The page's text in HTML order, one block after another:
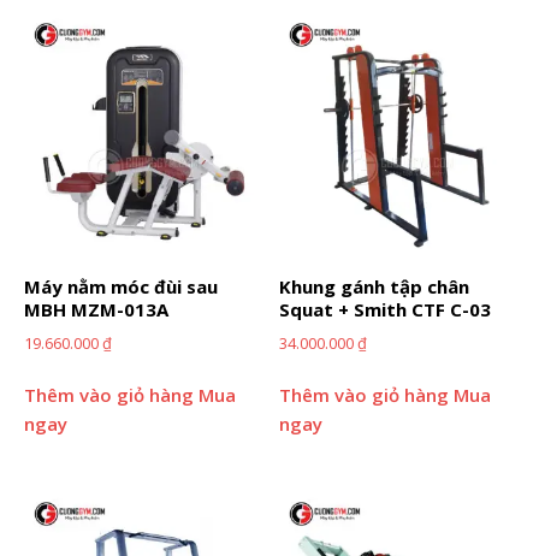
Máy nằm móc đùi sau
MBH MZM-013A
19.660.000₫
Thêm vào giỏ hàng Mua
ngay
Khung gánh tập chân
Squat + Smith CTF C-03
34.000.000₫
Thêm vào giỏ hàng Mua
ngay